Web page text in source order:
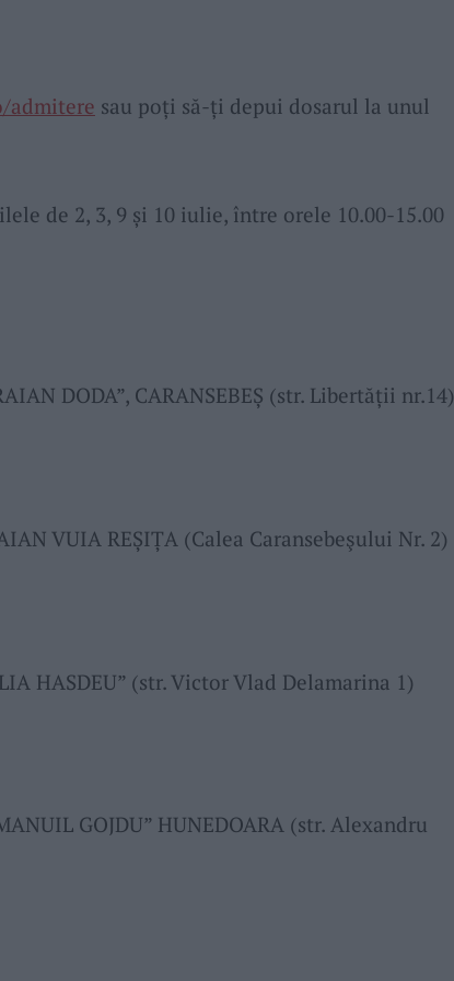
admitere sau poți să-ți depui dosarul la unul
de 2, 3, 9 și 10 iulie, între orele 10.00-15.00
DODA”, CARANSEBEȘ (str. Libertății nr.14)
VUIA REȘIȚA (Calea Caransebeşului Nr. 2)
HASDEU” (str. Victor Vlad Delamarina 1)
GOJDU” HUNEDOARA (str. Alexandru